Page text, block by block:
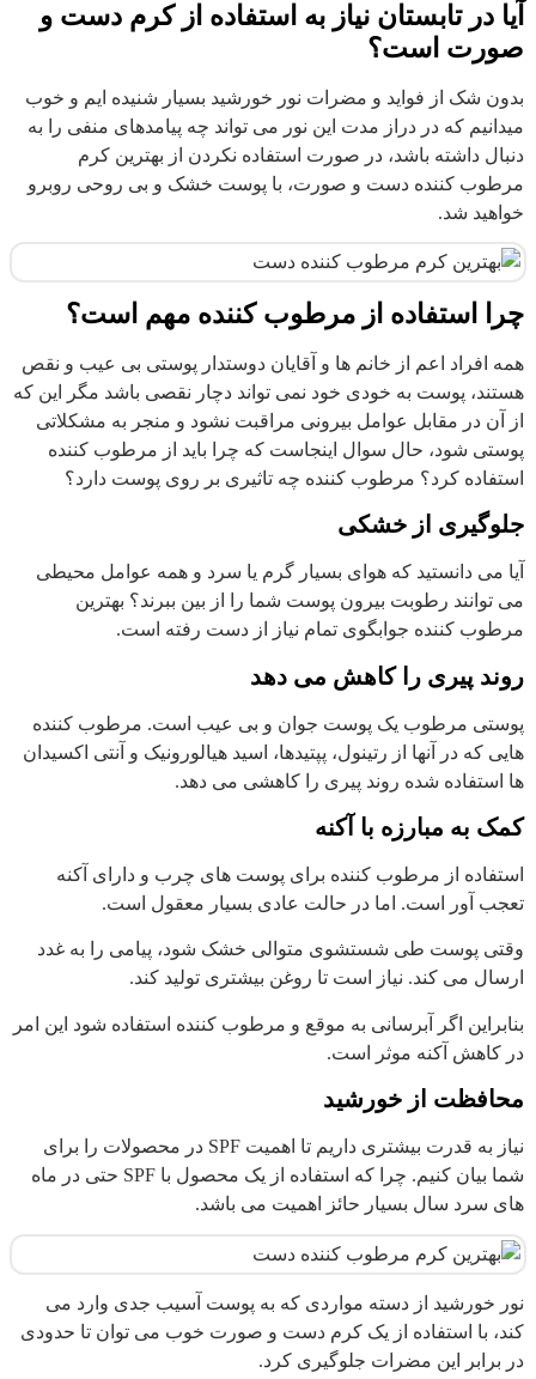
آیا در تابستان نیاز به استفاده از کرم دست و
صورت است؟
بدون شک از فواید و مضرات نور خورشید بسیار شنیده ایم و خوب
میدانیم که در دراز مدت این نور می تواند چه پیامدهای منفی را به
دنبال داشته باشد، در صورت استفاده نکردن از بهترین کرم
مرطوب کننده دست و صورت، با پوست خشک و بی روحی روبرو
خواهید شد.
چرا استفاده از مرطوب کننده مهم است؟
همه افراد اعم از خانم ها و آقایان دوستدار پوستی بی عیب و نقص
هستند، پوست به خودی خود نمی تواند دچار نقصی باشد مگر این که
از آن در مقابل عوامل بیرونی مراقبت نشود و منجر به مشکلاتی
پوستی شود، حال سوال اینجاست که چرا باید از مرطوب کننده
استفاده کرد؟ مرطوب کننده چه تاثیری بر روی پوست دارد؟
جلوگیری از خشکی
آیا می دانستید که هوای بسیار گرم یا سرد و همه عوامل محیطی
می توانند رطوبت بیرون پوست شما را از بین ببرند؟ بهترین
مرطوب کننده جوابگوی تمام نیاز از دست رفته است.
روند پیری را کاهش می دهد
پوستی مرطوب یک پوست جوان و بی عیب است. مرطوب کننده
هایی که در آنها از رتینول، پپتیدها، اسید هیالورونیک و آنتی اکسیدان
ها استفاده شده روند پیری را کاهشی می دهد.
کمک به مبارزه با آکنه
استفاده از مرطوب کننده برای پوست های چرب و دارای آکنه
تعجب آور است. اما در حالت عادی بسیار معقول است.
وقتی پوست طی شستشوی متوالی خشک شود، پیامی را به غدد
ارسال می کند. نیاز است تا روغن بیشتری تولید کند.
بنابراین اگر آبرسانی به موقع و مرطوب کننده استفاده شود این امر
در کاهش آکنه موثر است.
محافظت از خورشید
نیاز به قدرت بیشتری داریم تا اهمیت SPF در محصولات را برای
شما بیان کنیم. چرا که استفاده از یک محصول با SPF حتی در ماه
های سرد سال بسیار حائز اهمیت می باشد.
نور خورشید از دسته مواردی که به پوست آسیب جدی وارد می
کند، با استفاده از یک کرم دست و صورت خوب می توان تا حدودی
در برابر این مضرات جلوگیری کرد.